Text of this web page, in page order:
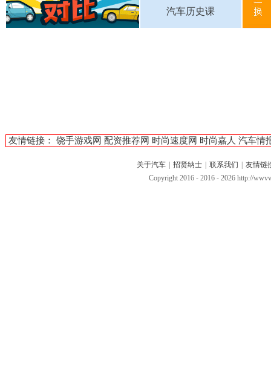
汽车历史课
友情链接： 饶手游戏网 配资推荐网 时尚速度网 时尚嘉人 汽车情
关于汽车 招贤纳士 联系我们
友情链
Copyright 2016 - 2016 -2026 http://